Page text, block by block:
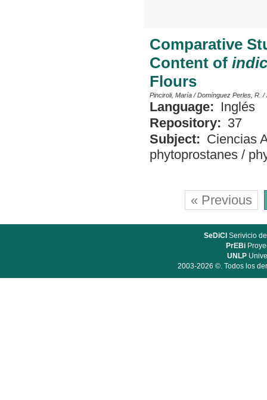
Comparative
Content of
Flours
Pinciroli, María /Domínguez Perles, R. /
Language: Inglés
Repository: 37
Subject: Ciencias
phytoprostanes /
« Previous
SeDiCI Serivicio
PrEBi
UNLP
2003-2026 ©. Todos los